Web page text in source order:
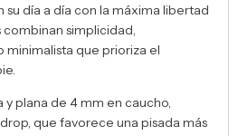
su día a día con la máxima libertad
combinan simplicidad,
minimalista que prioriza el
y plana de 4 mm en caucho,
que favorece una pisada más